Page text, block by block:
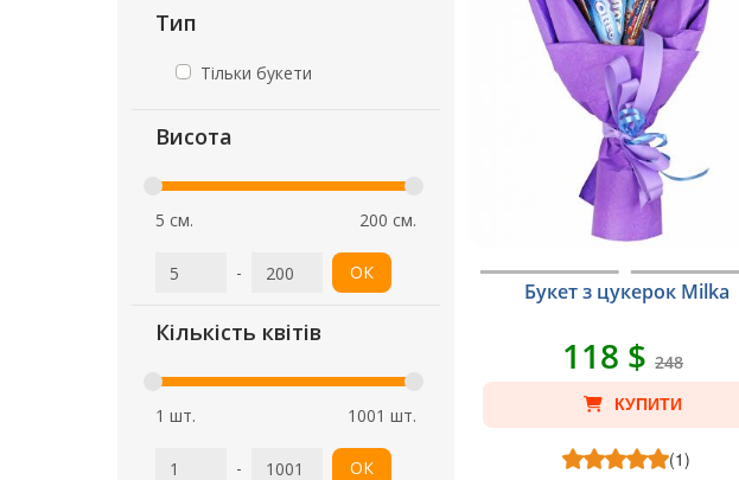
Тип
Тільки букети
Висота
5 см. 200 см.
- ОК
Кількість квітів
1 шт. 1001 шт.
- ОК
Букет з цукерок Milka
118 $248
КУПИТИ
(1)